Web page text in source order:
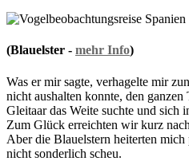
(Blauelster - mehr Info)
Was er mir sagte, verhagelte mir
nicht aushalten konnte, den
Gleitaar das Weite suchte und
Zum Glück erreichten wir kurz
Aber die Blauelstern heiterten
nicht sonderlich scheu.